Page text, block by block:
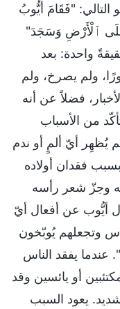
التالي: "فَقَامَ أَيُّوبُ
ٱلْأَرْضِ وَسَجَدَ"
حقيقةً واحدة: بعد
ولم يصرخ، ولم
فضلاً عن أنه
من الأسباب
يُظهِر أيّ ألمٍ أو ندم
فقدان أولاده
وجزّ شعر رأسه
أيُّوب عن أفعال أيّ
وتجعلهم يُوبّخون
يفقد الناس
أو يائسين وقد
يعود السبب